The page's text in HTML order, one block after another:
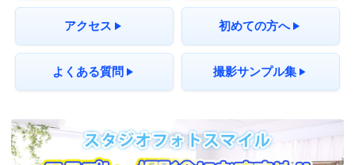
アクセス 初めての方へ
よくある質問 撮影サンプル集